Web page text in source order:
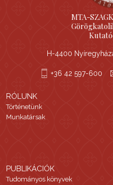
MTA-
H-4400
+36 42 597-600
RÓLUNK
Történetünk
Munkatársak
PUBLIKÁCIÓK
Tudományos könyvek